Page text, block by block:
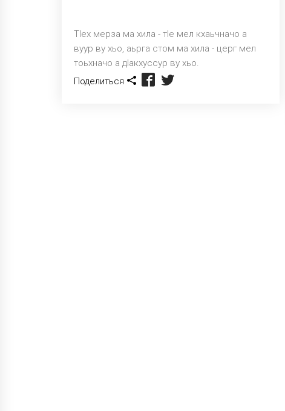
Тlех мерза ма хила - тlе мел кхаьчначо а
вуур ву хьо, аьрга стом ма хила - церг мел
тоьхначо а дlакхуссур ву хьо.
Поделиться